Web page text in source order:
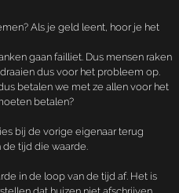
Als je geld leent, hoor je het
gaan failliet. Dus mensen raken
dus voor het probleem op.
betalen we met ze allen voor het
betalen?
bij de vorige eigenaar terug
de tijd die waarde.
in de loop van de tijd af. Het is